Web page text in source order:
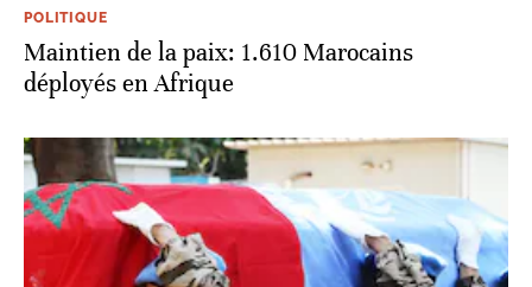
POLITIQUE
Maintien de la paix: 1.610 Marocains
déployés en Afrique